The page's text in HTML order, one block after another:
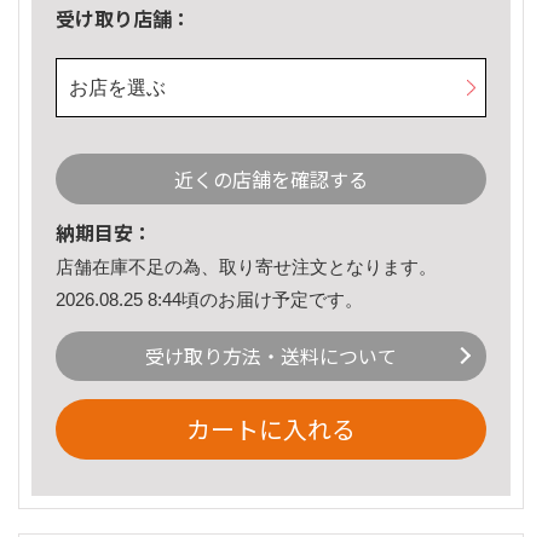
受け取り店舗：
お店を選ぶ
近くの店舗を確認する
納期目安：
店舗在庫不足の為、取り寄せ注文となります。
2026.08.25 8:44頃のお届け予定です。
受け取り方法・送料について
カートに入れる